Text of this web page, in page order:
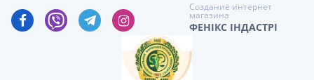
Создание интернет
магазина
ФЕНІКС ІНДАСТРІ